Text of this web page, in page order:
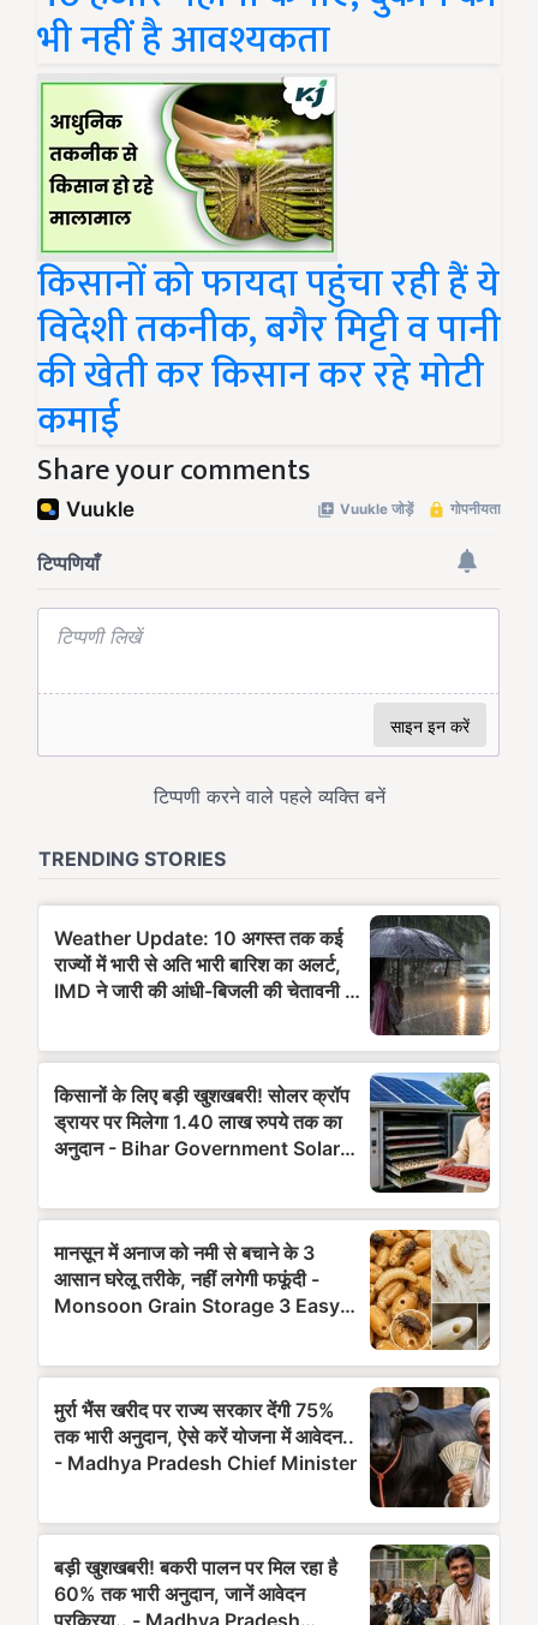
भी नहीं है आवश्यकता
किसानों को फायदा पहुंचा रही हैं ये
विदेशी तकनीक, बगैर मिट्टी व पानी
की खेती कर किसान कर रहे मोटी
कमाई
Share your comments